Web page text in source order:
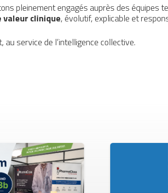
pleinement engagés auprès des équipes
valeur clinique, évolutif, explicable et
service de l’intelligence collective.